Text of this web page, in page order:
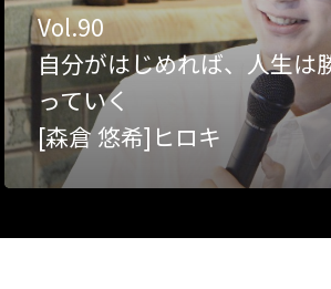
Vol.90
自分がはじめれば、人生は
っていく
[森倉 悠希]ヒロキ
ビ
医
E:
F: